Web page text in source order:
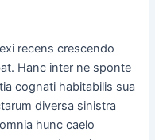
recens crescendo
Hanc inter ne sponte
cognati habitabilis sua
diversa sinistra
hunc caelo